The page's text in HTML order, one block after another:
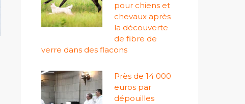
pour chiens et
chevaux après
la découverte
de fibre de
verre dans des flacons
Près de 14 000
euros par
dépouilles